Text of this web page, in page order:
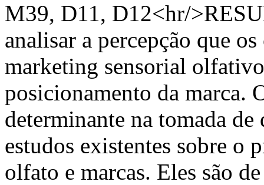
M39, D11, D12<hr/
analisar a percepção que
marketing sensorial
posicionamento da marca.
determinante na tomada
estudos existentes sobre o
olfato e marcas. Eles são